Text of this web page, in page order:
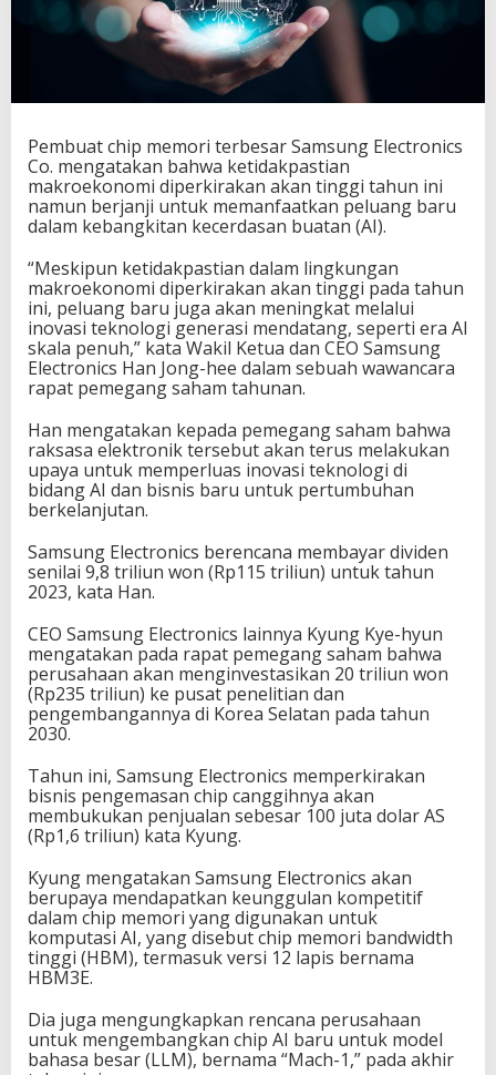
Pembuat chip memori terbesar Samsung Electronics
Co. mengatakan bahwa ketidakpastian
makroekonomi diperkirakan akan tinggi tahun ini
namun berjanji untuk memanfaatkan peluang baru
dalam kebangkitan kecerdasan buatan (AI).
“Meskipun ketidakpastian dalam lingkungan
makroekonomi diperkirakan akan tinggi pada tahun
ini, peluang baru juga akan meningkat melalui
inovasi teknologi generasi mendatang, seperti era AI
skala penuh,” kata Wakil Ketua dan CEO Samsung
Electronics Han Jong-hee dalam sebuah wawancara
rapat pemegang saham tahunan.
Han mengatakan kepada pemegang saham bahwa
raksasa elektronik tersebut akan terus melakukan
upaya untuk memperluas inovasi teknologi di
bidang AI dan bisnis baru untuk pertumbuhan
berkelanjutan.
Samsung Electronics berencana membayar dividen
senilai 9,8 triliun won (Rp115 triliun) untuk tahun
2023, kata Han.
CEO Samsung Electronics lainnya Kyung Kye-hyun
mengatakan pada rapat pemegang saham bahwa
perusahaan akan menginvestasikan 20 triliun won
(Rp235 triliun) ke pusat penelitian dan
pengembangannya di Korea Selatan pada tahun
2030.
Tahun ini, Samsung Electronics memperkirakan
bisnis pengemasan chip canggihnya akan
membukukan penjualan sebesar 100 juta dolar AS
(Rp1,6 triliun) kata Kyung.
Kyung mengatakan Samsung Electronics akan
berupaya mendapatkan keunggulan kompetitif
dalam chip memori yang digunakan untuk
komputasi AI, yang disebut chip memori bandwidth
tinggi (HBM), termasuk versi 12 lapis bernama
HBM3E.
Dia juga mengungkapkan rencana perusahaan
untuk mengembangkan chip AI baru untuk model
bahasa besar (LLM), bernama “Mach-1,” pada akhir